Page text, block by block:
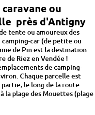
ou
près d'Antigny
tente ou amoureux des
camping-car (de petite ou
de Pin est la destination
de Riez en Vendée !
de camping-
Chaque parcelle est
le long de la route
la plage des Mouettes (plage